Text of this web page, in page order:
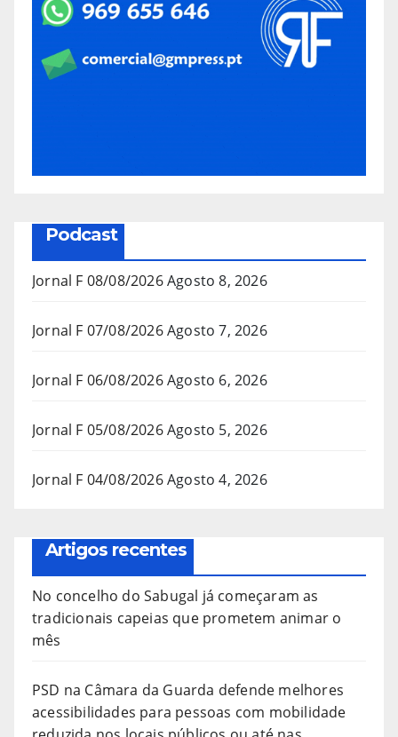
Podcast
Jornal F 08/08/2026Agosto 8, 2026
Jornal F 07/08/2026Agosto 7, 2026
Jornal F 06/08/2026Agosto 6, 2026
Jornal F 05/08/2026Agosto 5, 2026
Jornal F 04/08/2026Agosto 4, 2026
Artigos recentes
No concelho do Sabugal já começaram as
tradicionais capeias que prometem animar o
mês
PSD na Câmara da Guarda defende melhores
acessibilidades para pessoas com mobilidade